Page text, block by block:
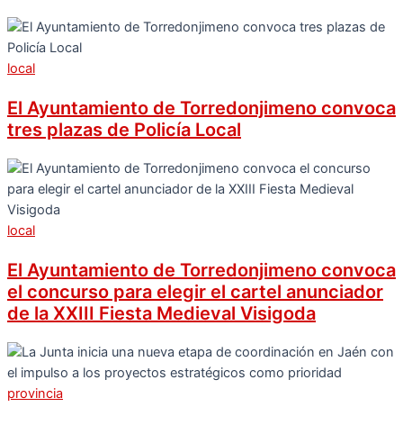
local
El Ayuntamiento de Torredonjimeno convoca
tres plazas de Policía Local
local
El Ayuntamiento de Torredonjimeno convoca
el concurso para elegir el cartel anunciador
de la XXIII Fiesta Medieval Visigoda
provincia